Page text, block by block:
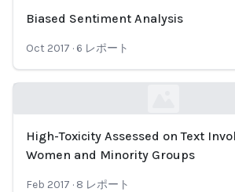
Biased Sentiment Analysis
Oct 2017 · 6 レポート
Loading...
High-Toxicity Assessed on Text
Women and Minority Groups
Feb 2017 · 8 レポート